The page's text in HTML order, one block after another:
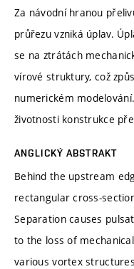
Za návodní hranou
průřezu vzniká úplav.
se na ztrátách
vírové struktury, což
numerickém
životnosti konstrukce
ANGLICKÝ ABSTRAKT
Behind the upstream
rectangular cross-
Separation causes
to the loss of
various vortex